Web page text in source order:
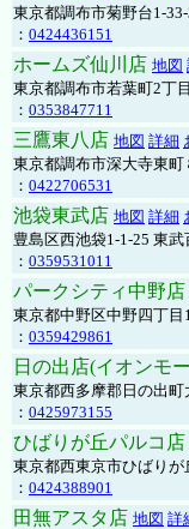
東京都調布市菊野台1-
： 0424436151
ホームズ仙川店 地図
東京都調布市若葉町2丁
： 0353847711
三鷹東八店 地図 詳細
東京都調布市深大寺東町
： 0422706531
池袋東武店 地図 詳細
豊島区西池袋1-1-25 東
： 0359531011
パークシティ中野店
東京都中野区中野四丁目
： 0359429861
日の出店(イオンモ
東京都西多摩郡日の出
： 0425973155
ひばりが丘パルコ店
東京都西東京市ひばりが
： 0424388901
田無アスタ店 地図 詳